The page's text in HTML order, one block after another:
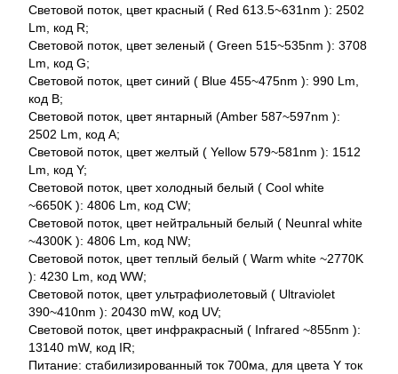
Световой поток, цвет красный ( Red 613.5~631nm ): 2502
Lm, код R;
Световой поток, цвет зеленый ( Green 515~535nm ): 3708
Lm, код G;
Световой поток, цвет синий ( Blue 455~475nm ): 990 Lm,
код B;
Световой поток, цвет янтарный (Amber 587~597nm ):
2502 Lm, код A;
Световой поток, цвет желтый ( Yellow 579~581nm ): 1512
Lm, код Y;
Световой поток, цвет холодный белый ( Cool white
~6650K ): 4806 Lm, код CW;
Световой поток, цвет нейтральный белый ( Neunral white
~4300K ): 4806 Lm, код NW;
Световой поток, цвет теплый белый ( Warm white ~2770K
): 4230 Lm, код WW;
Световой поток, цвет ультрафиолетовый ( Ultraviolet
390~410nm ): 20430 mW, код UV;
Световой поток, цвет инфракрасный ( Infrared ~855nm ):
13140 mW, код IR;
Питание: стабилизированный ток 700ма, для цвета Y ток